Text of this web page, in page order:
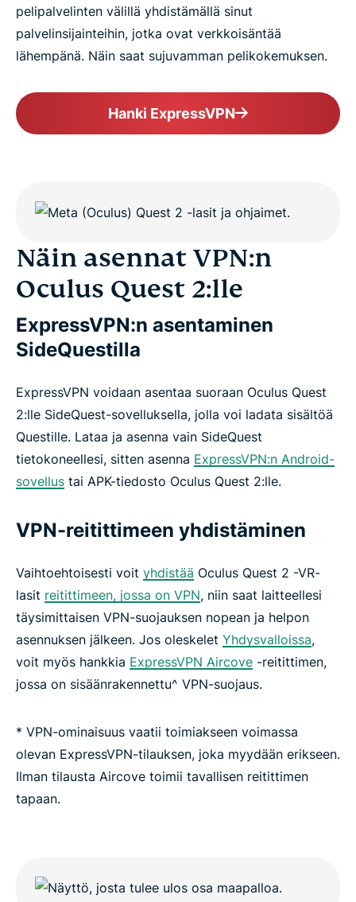
pelipalvelinten välillä yhdistämällä sinut
palvelinsijainteihin, jotka ovat verkkoisäntää
lähempänä. Näin saat sujuvamman pelikokemuksen.
Hanki ExpressVPN
Näin asennat VPN:n
Oculus Quest 2:lle
ExpressVPN:n asentaminen
SideQuestilla
ExpressVPN voidaan asentaa suoraan Oculus Quest
2:lle SideQuest-sovelluksella, jolla voi ladata sisältöä
Questille. Lataa ja asenna vain SideQuest
tietokoneellesi, sitten asenna ExpressVPN:n Android-
sovellus tai APK-tiedosto Oculus Quest 2:lle.
VPN-reitittimeen yhdistäminen
Vaihtoehtoisesti voit yhdistää Oculus Quest 2 -VR-
lasit reitittimeen, jossa on VPN, niin saat laitteellesi
täysimittaisen VPN-suojauksen nopean ja helpon
asennuksen jälkeen. Jos oleskelet Yhdysvalloissa,
voit myös hankkia ExpressVPN Aircove -reitittimen,
jossa on sisäänrakennettu^ VPN-suojaus.
* VPN-ominaisuus vaatii toimiakseen voimassa
olevan ExpressVPN-tilauksen, joka myydään erikseen.
Ilman tilausta Aircove toimii tavallisen reitittimen
tapaan.